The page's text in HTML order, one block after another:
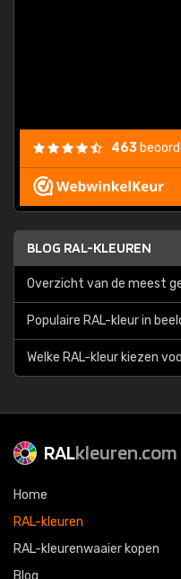
463
BLOG RAL-KLEUREN
Overzicht van de meest
Populaire RAL-kleur in
Welke RAL-kleur kiezen
RALkleuren.com
Home
RAL-kleuren
RAL-kleurenwaaier kopen
Blog